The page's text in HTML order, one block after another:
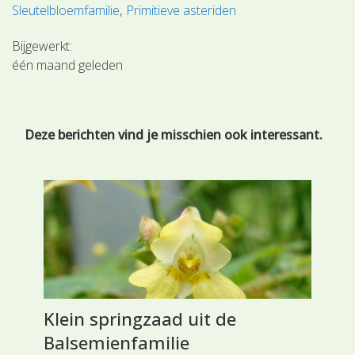
Sleutelbloemfamilie Primitieve asteriden
Bijgewerkt:
één maand geleden
Deze berichten vind je misschien ook interessant.
Klein springzaad uit de
Balsemienfamilie